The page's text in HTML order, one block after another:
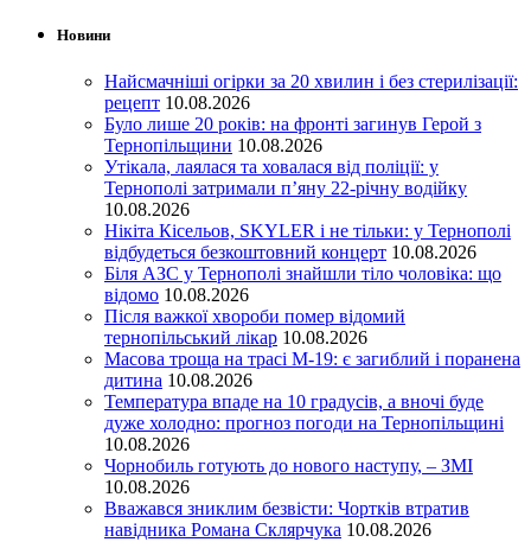
Новини
Найсмачніші огірки за 20 хвилин і без стерилізації:
рецепт 10.08.2026
Було лише 20 років: на фронті загинув Герой з
Тернопільщини 10.08.2026
Утікала, лаялася та ховалася від поліції: у
Тернополі затримали п’яну 22-річну водійку
10.08.2026
Нікіта Кісельов, SKYLER і не тільки: у Тернополі
відбудеться безкоштовний концерт 10.08.2026
Біля АЗС у Тернополі знайшли тіло чоловіка: що
відомо 10.08.2026
Після важкої хвороби помер відомий
тернопільський лікар 10.08.2026
Масова троща на трасі М-19: є загиблий і поранена
дитина 10.08.2026
Температура впаде на 10 градусів, а вночі буде
дуже холодно: прогноз погоди на Тернопільщині
10.08.2026
Чорнобиль готують до нового наступу, – ЗМІ
10.08.2026
Вважався зниклим безвісти: Чортків втратив
навідника Романа Склярчука 10.08.2026